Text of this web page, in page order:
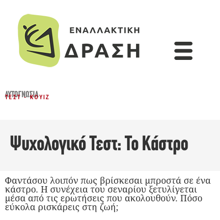
ΑΥΤΟΓΝΩΣΊΑ
ΤΕΣΤ - ΚΟΥΊΖ
Ψυχολογικό Τεστ: Το Κάστρο
Φαντάσου λοιπόν πως βρίσκεσαι μπροστά σε ένα
κάστρο. Η συνέχεια του σεναρίου ξετυλίγεται
μέσα από τις ερωτήσεις που ακολουθούν. Πόσο
εύκολα ρισκάρεις στη ζωή;